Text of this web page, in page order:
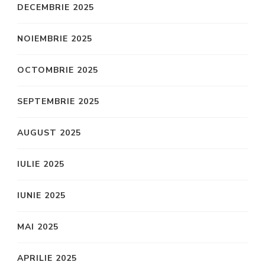
DECEMBRIE 2025
NOIEMBRIE 2025
OCTOMBRIE 2025
SEPTEMBRIE 2025
AUGUST 2025
IULIE 2025
IUNIE 2025
MAI 2025
APRILIE 2025